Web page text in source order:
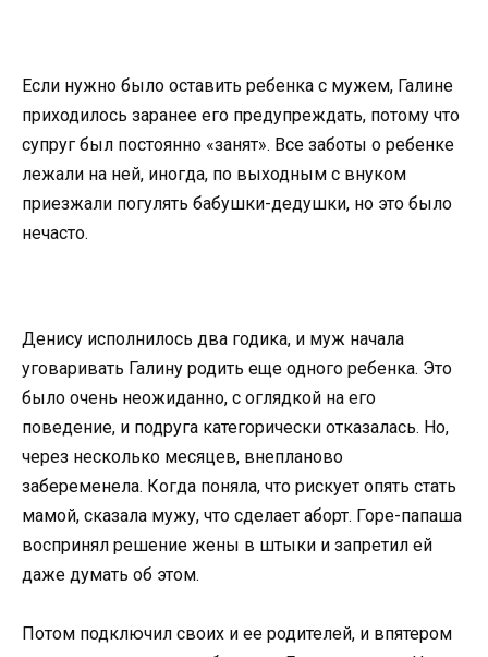
Если нужно было оставить ребенка с мужем, Галине
приходилось заранее его предупреждать, потому что
супруг был постоянно «занят». Все заботы о ребенке
лежали на ней, иногда, по выходным с внуком
приезжали погулять бабушки-дедушки, но это было
нечасто.
Денису исполнилось два годика, и муж начала
уговаривать Галину родить еще одного ребенка. Это
было очень неожиданно, с оглядкой на его
поведение, и подруга категорически отказалась. Но,
через несколько месяцев, внепланово
забеременела. Когда поняла, что рискует опять стать
мамой, сказала мужу, что сделает аборт. Горе-папаша
воспринял решение жены в штыки и запретил ей
даже думать об этом.
Потом подключил своих и ее родителей, и впятером